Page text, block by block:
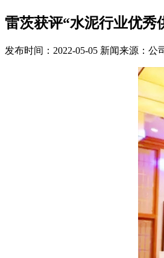
雷茨获评“水泥行业优秀
发布时间：2022-05-05 新闻来源：公